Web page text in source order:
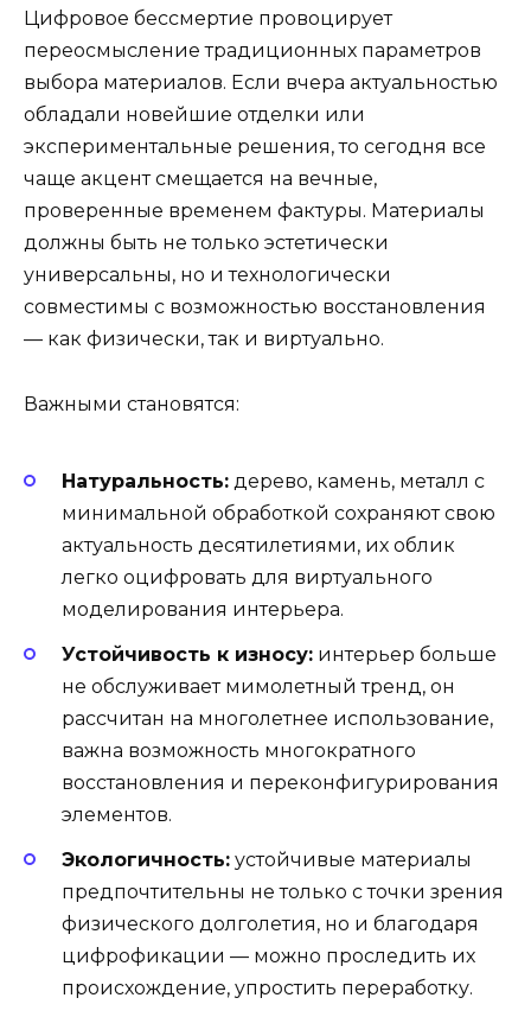
Цифровое бессмертие провоцирует
переосмысление традиционных параметров
выбора материалов. Если вчера актуальностью
обладали новейшие отделки или
экспериментальные решения, то сегодня все
чаще акцент смещается на вечные,
проверенные временем фактуры. Материалы
должны быть не только эстетически
универсальны, но и технологически
совместимы с возможностью восстановления
— как физически, так и виртуально.
Важными становятся:
Натуральность: дерево, камень, металл с
минимальной обработкой сохраняют свою
актуальность десятилетиями, их облик
легко оцифровать для виртуального
моделирования интерьера.
Устойчивость к износу: интерьер больше
не обслуживает мимолетный тренд, он
рассчитан на многолетнее использование,
важна возможность многократного
восстановления и переконфигурирования
элементов.
Экологичность: устойчивые материалы
предпочтительны не только с точки зрения
физического долголетия, но и благодаря
цифрофикации — можно проследить их
происхождение, упростить переработку.